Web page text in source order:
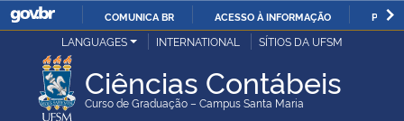
IR
O
COMUNICA BR ACESSO À INFORMAÇÃO
Ministério da Justiça e Segurança Pública
LANGUAGES INTERNATIONAL SÍTIOS DA UFSM
Ciências Contábeis
Curso de Graduação – Campus Santa Maria